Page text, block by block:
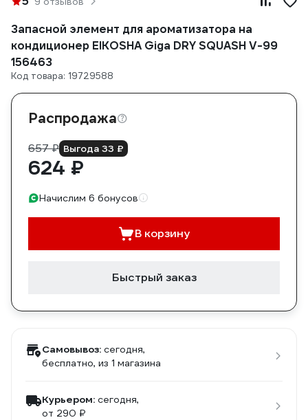
Запасной элемент для ароматизатора на
кондиционер EIKOSHA Giga DRY SQUASH V-99
156463
Код товара: 19729588
Распродажа
657 ₽ Выгода 33 ₽
624 ₽
Начислим 6 бонусов
В корзину
Быстрый заказ
Самовывоз: сегодня,
бесплатно, из 1 магазина
Курьером: сегодня,
от 290 ₽